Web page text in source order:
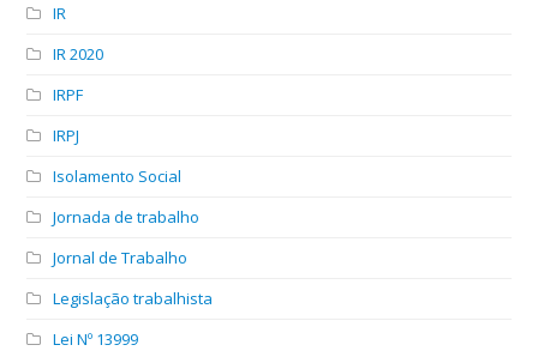
IR
IR 2020
IRPF
IRPJ
Isolamento Social
Jornada de trabalho
Jornal de Trabalho
Legislação trabalhista
Lei Nº 13999